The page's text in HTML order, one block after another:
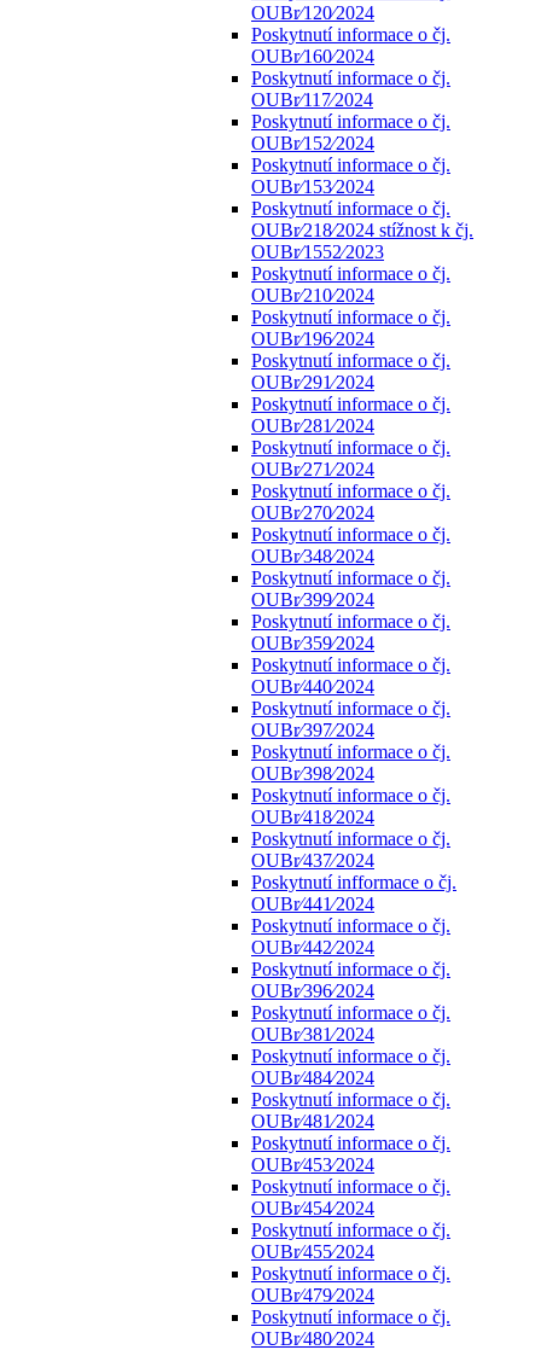
OUBr⁄120⁄2024
Poskytnutí informace o čj.
OUBr⁄160⁄2024
Poskytnutí informace o čj.
OUBr⁄117⁄2024
Poskytnutí informace o čj.
OUBr⁄152⁄2024
Poskytnutí informace o čj.
OUBr⁄153⁄2024
Poskytnutí informace o čj.
OUBr⁄218⁄2024 stížnost k čj.
OUBr⁄1552⁄2023
Poskytnutí informace o čj.
OUBr⁄210⁄2024
Poskytnutí informace o čj.
OUBr⁄196⁄2024
Poskytnutí informace o čj.
OUBr⁄291⁄2024
Poskytnutí informace o čj.
OUBr⁄281⁄2024
Poskytnutí informace o čj.
OUBr⁄271⁄2024
Poskytnutí informace o čj.
OUBr⁄270⁄2024
Poskytnutí informace o čj.
OUBr⁄348⁄2024
Poskytnutí informace o čj.
OUBr⁄399⁄2024
Poskytnutí informace o čj.
OUBr⁄359⁄2024
Poskytnutí informace o čj.
OUBr⁄440⁄2024
Poskytnutí informace o čj.
OUBr⁄397⁄2024
Poskytnutí informace o čj.
OUBr⁄398⁄2024
Poskytnutí informace o čj.
OUBr⁄418⁄2024
Poskytnutí informace o čj.
OUBr⁄437⁄2024
Poskytnutí infformace o čj.
OUBr⁄441⁄2024
Poskytnutí informace o čj.
OUBr⁄442⁄2024
Poskytnutí informace o čj.
OUBr⁄396⁄2024
Poskytnutí informace o čj.
OUBr⁄381⁄2024
Poskytnutí informace o čj.
OUBr⁄484⁄2024
Poskytnutí informace o čj.
OUBr⁄481⁄2024
Poskytnutí informace o čj.
OUBr⁄453⁄2024
Poskytnutí informace o čj.
OUBr⁄454⁄2024
Poskytnutí informace o čj.
OUBr⁄455⁄2024
Poskytnutí informace o čj.
OUBr⁄479⁄2024
Poskytnutí informace o čj.
OUBr⁄480⁄2024